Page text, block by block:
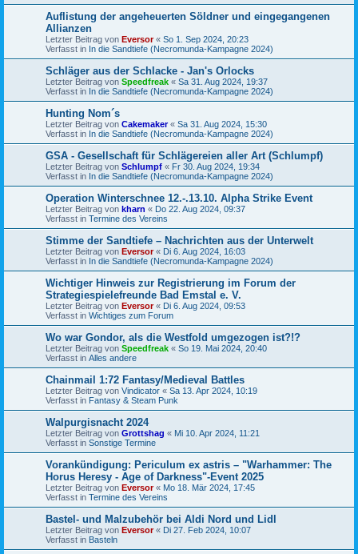
Auflistung der angeheuerten Söldner und eingegangenen
Allianzen
Letzter Beitrag von Eversor« So 1. Sep 2024, 20:23
Verfasst in In die Sandtiefe (Necromunda-Kampagne 2024)
Schläger aus der Schlacke - Jan's Orlocks
Letzter Beitrag von Speedfreak « Sa 31. Aug 2024, 19:37
Verfasst in In die Sandtiefe (Necromunda-Kampagne 2024)
Hunting Nom´s
Letzter Beitrag von Cakemaker« Sa 31. Aug 2024, 15:30
Verfasst in In die Sandtiefe (Necromunda-Kampagne 2024)
GSA - Gesellschaft für Schlägereien aller Art (Schlumpf)
Letzter Beitrag von Schlumpf « Fr 30. Aug 2024, 19:34
Verfasst in In die Sandtiefe (Necromunda-Kampagne 2024)
Operation Winterschnee 12.-.13.10. Alpha Strike Event
Letzter Beitrag von kharn « Do 22. Aug 2024, 09:37
Verfasst in Termine des Vereins
Stimme der Sandtiefe – Nachrichten aus der Unterwelt
Letzter Beitrag von Eversor« Di 6. Aug 2024, 16:03
Verfasst in In die Sandtiefe (Necromunda-Kampagne 2024)
Wichtiger Hinweis zur Registrierung im Forum der
Strategiespielefreunde Bad Emstal e. V.
Letzter Beitrag von Eversor« Di 6. Aug 2024, 09:53
Verfasst in Wichtiges zum Forum
Wo war Gondor, als die Westfold umgezogen ist?!?
Letzter Beitrag von Speedfreak « So 19. Mai 2024, 20:40
Verfasst in Alles andere
Chainmail 1:72 Fantasy/Medieval Battles
Letzter Beitrag von Vindicator « Sa 13. Apr 2024, 10:19
Verfasst in Fantasy & Steam Punk
Walpurgisnacht 2024
Letzter Beitrag von Grottshag « Mi 10. Apr 2024, 11:21
Verfasst in Sonstige Termine
Vorankündigung: Periculum ex astris – "Warhammer: The
Horus Heresy - Age of Darkness"-Event 2025
Letzter Beitrag von Eversor« Mo 18. Mär 2024, 17:45
Verfasst in Termine des Vereins
Bastel- und Malzubehör bei Aldi Nord und Lidl
Letzter Beitrag von Eversor« Di 27. Feb 2024, 10:07
Verfasst in Basteln